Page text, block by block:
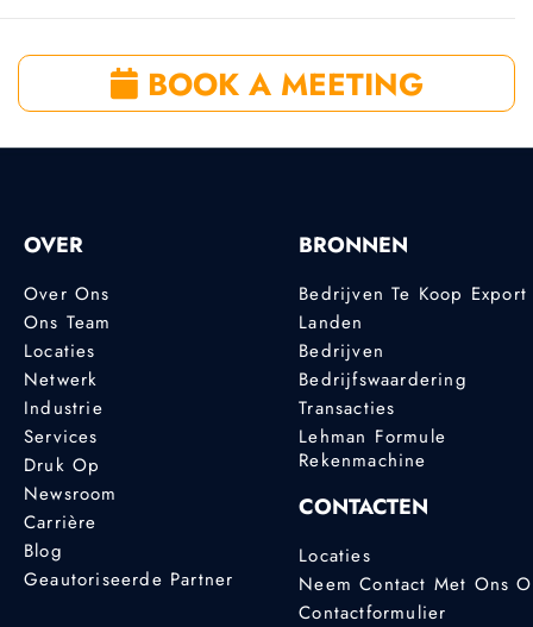
BOOK A MEETING
OVER
Over Ons
Ons Team
Locaties
Netwerk
Industrie
Services
Druk Op
Newsroom
Carrière
Blog
Geautoriseerde Partner
BRONNEN
Bedrijven Te Koop Export
Landen
Bedrijven
Bedrijfswaardering
Transacties
Lehman Formule
Rekenmachine
CONTACTEN
Locaties
Neem Contact Met Ons
Contactformulier